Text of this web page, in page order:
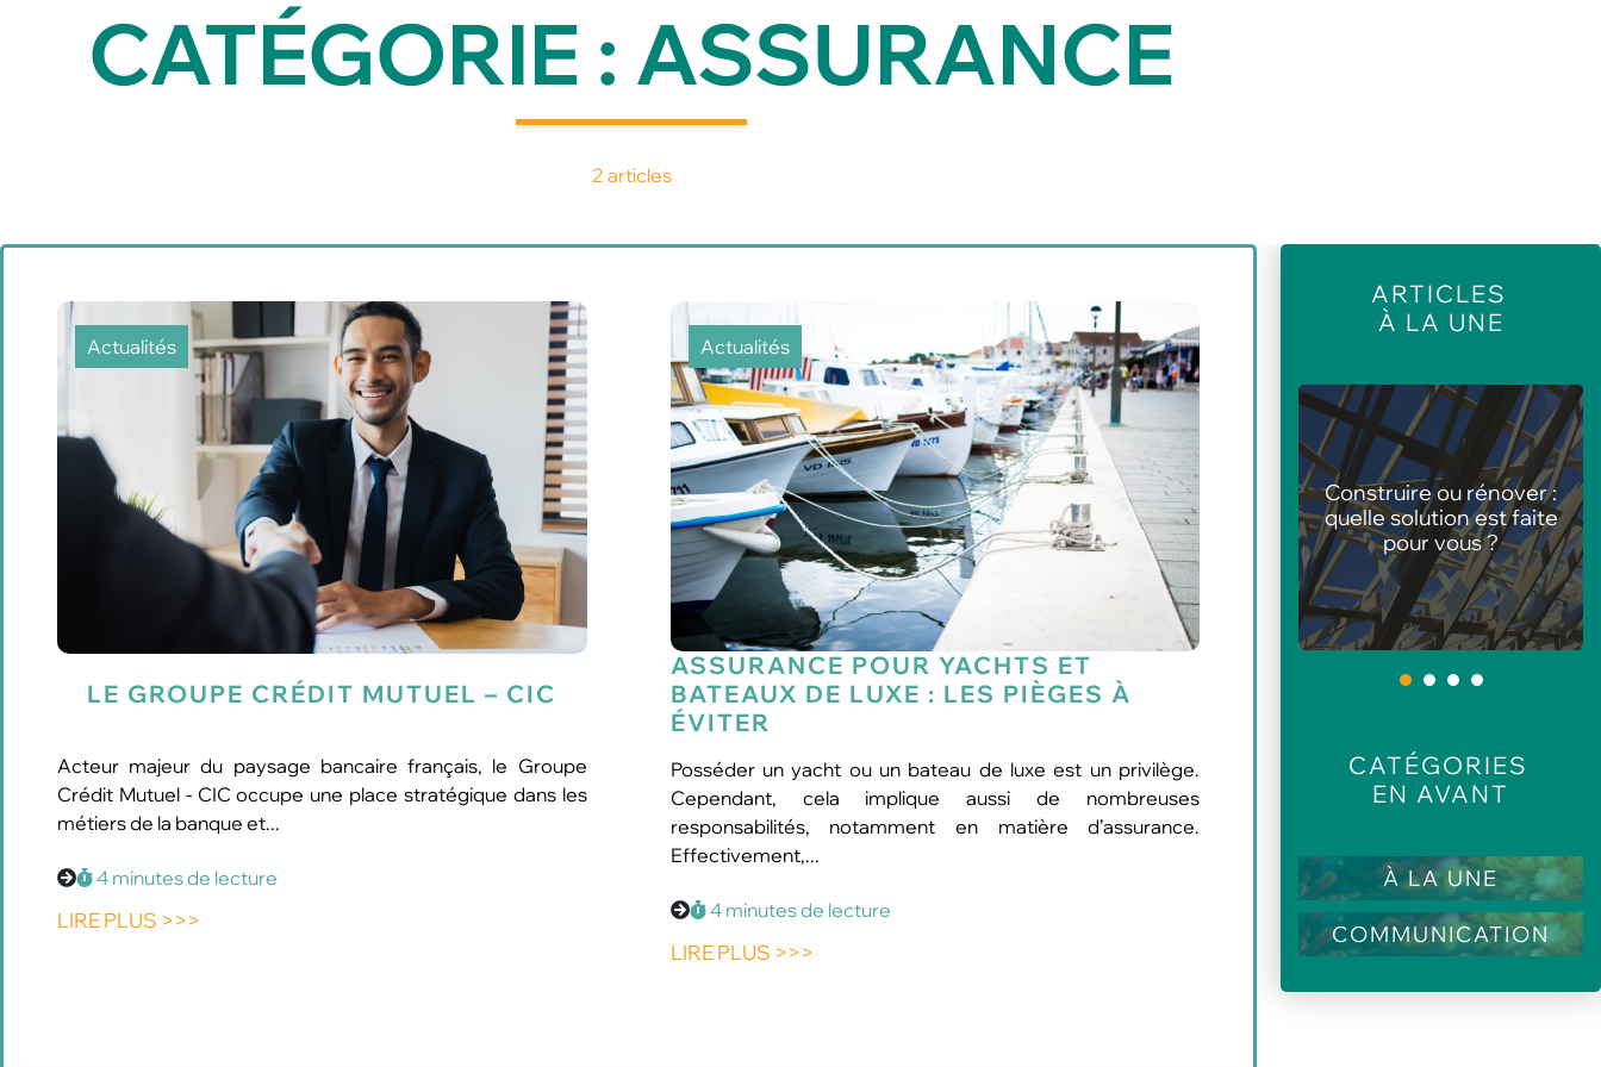
CATÉGORIE : ASSURANCE
2 articles
Actualités
LE GROUPE CRÉDIT MUTUEL – CIC
Acteur majeur du paysage bancaire français, le Groupe
Crédit Mutuel - CIC occupe une place stratégique dans les
métiers de la banque et...
4 minutes de lecture
LIRE PLUS >>>
Actualités
ASSURANCE POUR YACHTS ET
BATEAUX DE LUXE : LES PIÈGES À
ÉVITER
Posséder un yacht ou un bateau de luxe est un privilège.
Cependant, cela implique aussi de nombreuses
responsabilités, notamment en matière d’assurance.
Effectivement,...
4 minutes de lecture
LIRE PLUS >>>
ARTICLES
À LA UNE
Pourquoi le verre
influence le goût du
champagne ?
Construire ou rénover :
quelle solution est faite
pour vous ?
Les meilleures
animations pour
de loisirs en été
CATÉGORIES
EN AVANT
À LA UNE
COMMUNICATION